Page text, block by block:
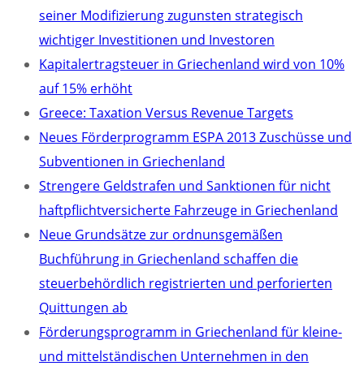
seiner Modifizierung zugunsten strategisch
wichtiger Investitionen und Investoren
Kapitalertragsteuer in Griechenland wird von 10%
auf 15% erhöht
Greece: Taxation Versus Revenue Targets
Neues Förderprogramm ESPA 2013 Zuschüsse und
Subventionen in Griechenland
Strengere Geldstrafen und Sanktionen für nicht
haftpflichtversicherte Fahrzeuge in Griechenland
Neue Grundsätze zur ordnunsgemäßen
Buchführung in Griechenland schaffen die
steuerbehördlich registrierten und perforierten
Quittungen ab
Förderungsprogramm in Griechenland für kleine-
und mittelständischen Unternehmen in den